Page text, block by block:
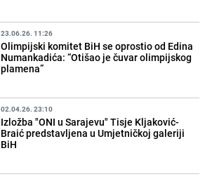
23.06.26. 11:26
Olimpijski komitet BiH se oprostio od Edina
Numankadića: “Otišao je čuvar olimpijskog
plamena”
02.04.26. 23:10
Izložba "ONI u Sarajevu" Tisje Kljaković-
Braić predstavljena u Umjetničkoj galeriji
BiH